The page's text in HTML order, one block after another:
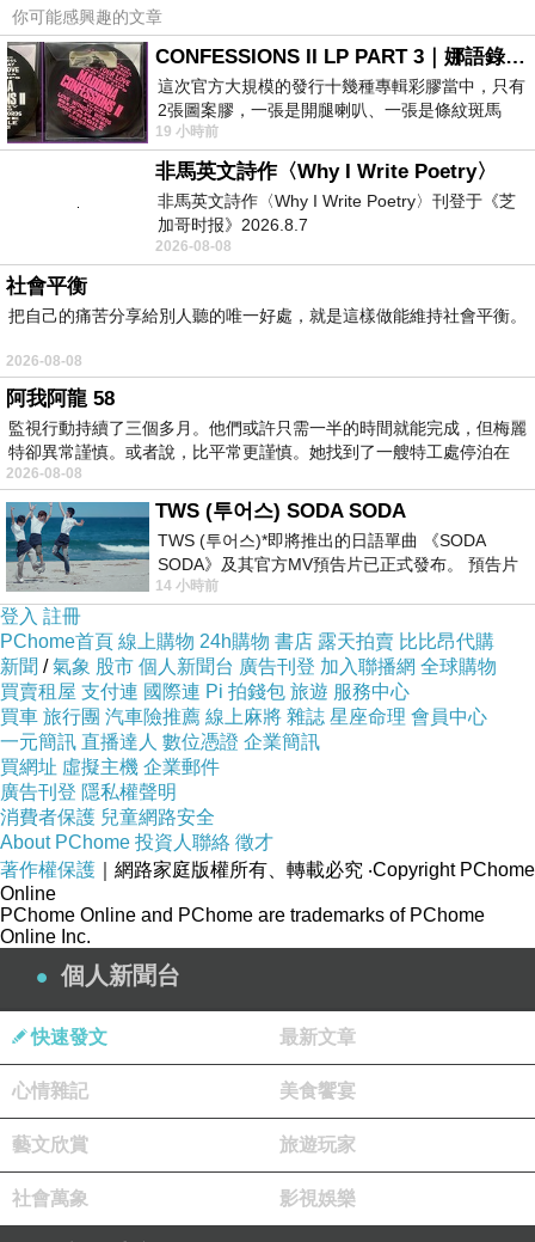
《實現》
Finding the answer to life lies in
the realization of one's own experience
尋找人生的答案在於實現自己的經歷
你可能感興趣的文章
CONFESSIONS II LP PART 3｜娜語錄II LP PART 3
這次官方大規模的發行十幾種專輯彩膠當中，只有
2張圖案膠，一張是開腿喇叭、一張是條紋斑馬
版；目前官網上只剩澳洲商店AU STORE
19 小時前
非馬英文詩作〈Why I Write Poetry〉
非馬英文詩作〈Why I Write Poetry〉刊登于《芝
加哥时报》2026.8.7
2026-08-08
社會平衡
把自己的痛苦分享給別人聽的唯一好處，就是這樣做能維持社會平衡。
2026-08-08
阿我阿龍 58
監視行動持續了三個多月。他們或許只需一半的時間就能完成，但梅麗
特卻異常謹慎。或者說，比平常更謹慎。她找到了一艘特工處停泊在
2026-08-08
TWS (투어스) SODA SODA
TWS (투어스)*即將推出的日語單曲 《SODA
SODA》及其官方MV預告片已正式發布。 預告片
一經發布， 就引發了粉絲們對這次夏季回
14 小時前
登入 註冊
PChome首頁 線上購物 24h購物 書店 露天拍賣 比比昂代購
新聞 /氣象 股市 個人新聞台 廣告刊登 加入聯播網 全球購物
買賣租屋 支付連 國際連 Pi 拍錢包 旅遊 服務中心
買車 旅行團 汽車險推薦 線上麻將 雜誌 星座命理 會員中心
一元簡訊 直播達人 數位憑證 企業簡訊
買網址 虛擬主機 企業郵件
廣告刊登 隱私權聲明
消費者保護 兒童網路安全
About PChome 投資人聯絡 徵才
著作權保護 ｜網路家庭版權所有、轉載必究 ‧Copyright PChome
Online
PChome Online and PChome are trademarks of PChome
Online Inc.
個人新聞台
快速發文 最新文章
心情雜記 美食饗宴
藝文欣賞 旅遊玩家
社會萬象 影視娛樂